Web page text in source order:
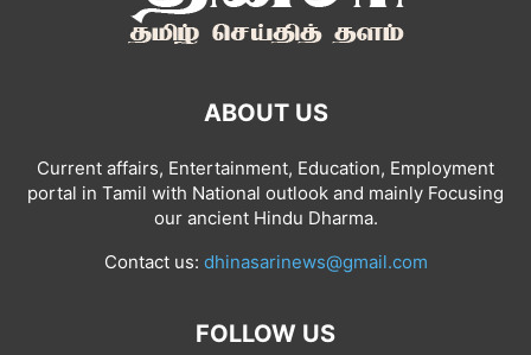
ABOUT US
Current affairs, Entertainment, Education, Employment
portal in Tamil with National outlook and mainly Focusing
our ancient Hindu Dharma.
Contact us: dhinasarinews@gmail.com
FOLLOW US